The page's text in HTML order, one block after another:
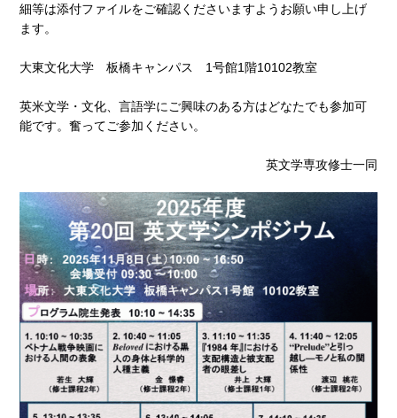
細等は添付ファイルをご確認くださいますようお願い申し上げ
ます。
大東文化大学 板橋キャンパス 1号館1階10102教室
英米文学・文化、言語学にご興味のある方はどなたでも参加可
能です。奮ってご参加ください。
英文学専攻修士一同